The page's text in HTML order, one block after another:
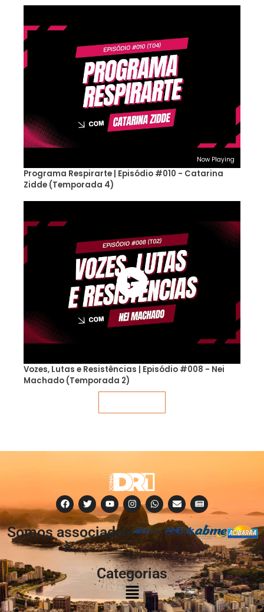
Now Playing
Programa Respirarte | Episódio #010 - Catarina
Zidde (Temporada 4)
Vozes, Lutas e Resistências | Episódio #008 - Nei
Machado (Temporada 2)
Somos associados
à:
Categorias